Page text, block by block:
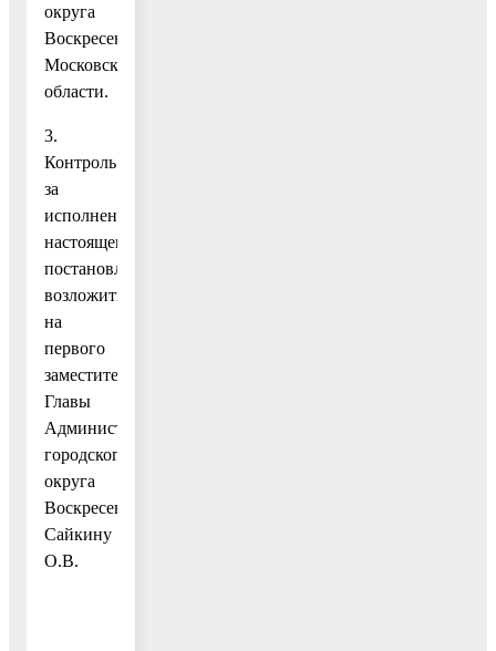
округа
Воскресенск
Московской
области.
3.
Контроль
за
исполнением
настоящего
постановления
возложить
на
первого
заместителя
Главы
Администрации
городского
округа
Воскресенск
Сайкину
О.В.